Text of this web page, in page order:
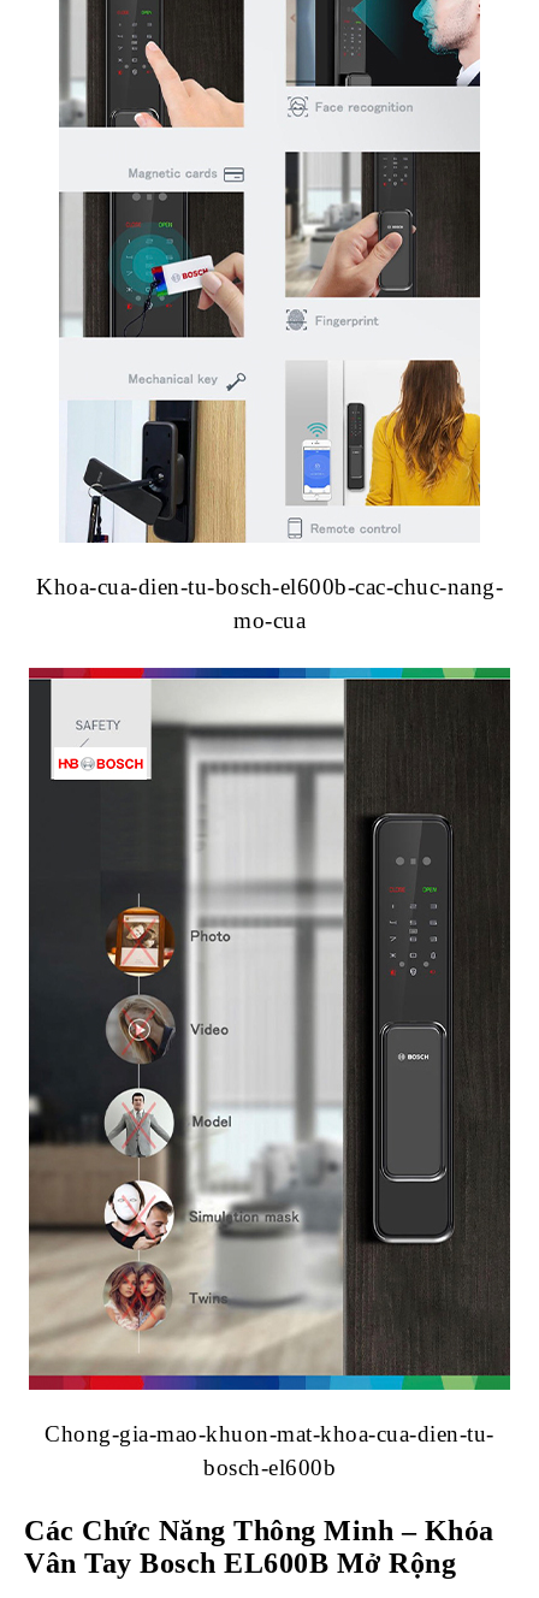
Khoa-cua-dien-tu-bosch-el600b-cac-chuc-nang-
mo-cua
Chong-gia-mao-khuon-mat-khoa-cua-dien-tu-
bosch-el600b
Các Chức Năng Thông Minh – Khóa
Vân Tay Bosch EL600B Mở Rộng